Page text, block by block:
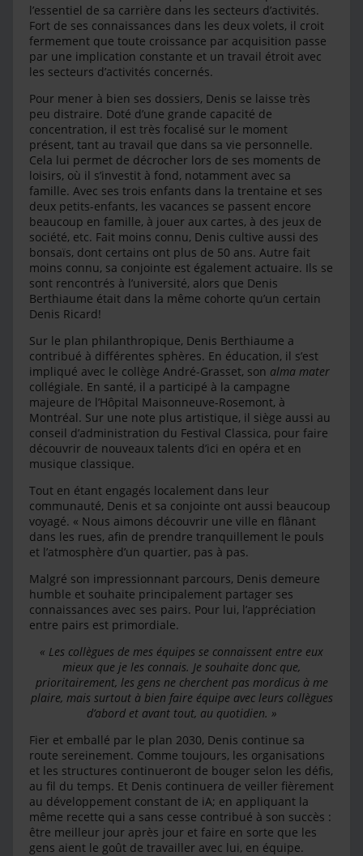
l’essentiel de sa carrière dans les secteurs d’activités.
Fort de ses connaissances dans les deux volets, il croit
fermement que toute croissance par acquisition passe
par une implication constante et un travail étroit avec
les secteurs d’activités concernés.
Pour mener à bien ses dossiers, Denis se laisse très
peu distraire. Doté d’une grande capacité de
concentration, il est très focalisé sur le moment
présent, tant au travail que dans sa vie personnelle.
Cela lui permet de décrocher lors de ses moments de
loisirs, où il s’investit à fond, notamment avec sa
famille. Avec ses trois enfants dans la trentaine et ses
deux petits-enfants, les vacances se passent encore
beaucoup en famille, à jouer aux cartes, à des jeux de
société, etc. Fait moins connu, Denis cultive aussi des
bonsaïs, dont certains ont plus de 50 ans. Autre fait
moins connu, sa conjointe est également actuaire. Ils se
sont rencontrés à l’université, alors que Denis
Berthiaume était dans la même cohorte qu’un certain
Denis Ricard!
Sur le plan philanthropique, Denis Berthiaume a
contribué à différentes sphères. En éducation, il s’est
impliqué avec le collège André-Grasset, son alma mater
collégiale. En santé, il a participé à la campagne
majeure de l’Hôpital Maisonneuve-Rosemont, à
Montréal. Sur une note plus artistique, il siège aussi au
conseil d’administration du Festival Classica, pour faire
découvrir de nouveaux talents d’ici en opéra et en
musique classique.
Tout en étant engagés localement dans leur
communauté, Denis et sa conjointe ont aussi beaucoup
voyagé. « Nous aimons découvrir une ville en flânant
dans les rues, afin de prendre tranquillement le pouls
et l’atmosphère d’un quartier, pas à pas.
Malgré son impressionnant parcours, Denis demeure
humble et souhaite principalement partager ses
connaissances avec ses pairs. Pour lui, l’appréciation
entre pairs est primordiale.
« Les collègues de mes équipes se connaissent entre eux
mieux que je les connais. Je souhaite donc que,
prioritairement, les gens ne cherchent pas mordicus à me
plaire, mais surtout à bien faire équipe avec leurs collègues
d’abord et avant tout, au quotidien. »
Fier et emballé par le plan 2030, Denis continue sa
route sereinement. Comme toujours, les organisations
et les structures continueront de bouger selon les défis,
au fil du temps. Et Denis continuera de veiller fièrement
au développement constant de iA; en appliquant la
même recette qui a sans cesse contribué à son succès :
être meilleur jour après jour et faire en sorte que les
gens aient le goût de travailler avec lui, en équipe.